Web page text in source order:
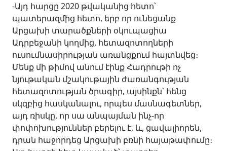
-Այդ հարցը 2020 թվականից հետո՝
պատերազմից հետո, երբ որ ունեցանք
Արցախի տարածքների օկուպացիա
Ադրբեջանի կողմից, հետազոտողների
ուսումնասիրության առանցքում հայտնվեց։
Մենք մի թիմով անում էինք Հադրութի ոչ
նյութական մշակութային ժառանգության
հետազոտության ծրագիր, այսինքն՝ հենց
սկզբից հասկանալու, որպես մասնագետներ,
այդ ռիսկը, որ սա անպայման ինչ-որ
փոփոխություններ բերելու է, և, ցավալիորեն,
դրան հաջորդեց Արցախի բռնի հայաթափումը։